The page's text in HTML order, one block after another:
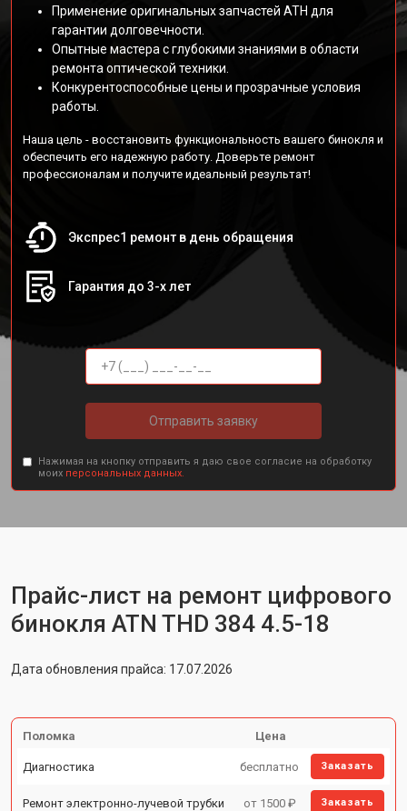
Применение оригинальных запчастей АТН для
гарантии долговечности.
Опытные мастера с глубокими знаниями в области
ремонта оптической техники.
Конкурентоспособные цены и прозрачные условия
работы.
Наша цель - восстановить функциональность вашего бинокля и
обеспечить его надежную работу. Доверьте ремонт
профессионалам и получите идеальный результат!
Экспрес1 ремонт в день обращения
Гарантия до 3-х лет
Отправить заявку
Нажимая на кнопку отправить я даю свое согласие на обработку
моих персональных данных.
Прайс-лист на ремонт цифрового
бинокля ATN THD 384 4.5-18
Дата обновления прайса: 17.07.2026
Поломка Цена
Диагностика бесплатно Заказать
Ремонт электронно-лучевой трубки от 1500 ₽ Заказать